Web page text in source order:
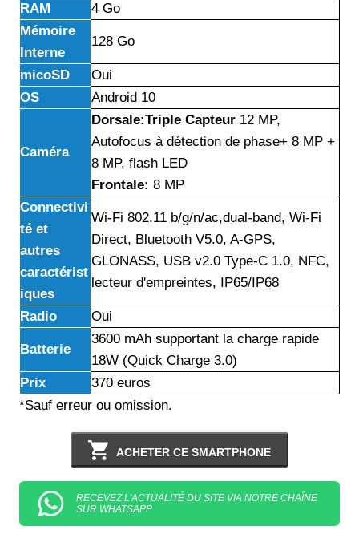
RAM
4 Go
Mémoire
Interne
128 Go
micoSD
Oui
OS
Android 10
Caméra
Dorsale:Triple Capteur 12 MP,
Autofocus à détection de phase+ 8 MP +
8 MP, flash LED
Frontale: 8 MP
Connectivi
té et
autres
caractérist
iques
Wi-Fi 802.11 b/g/n/ac,dual-band, Wi-Fi
Direct, Bluetooth V5.0, A-GPS,
GLONASS, USB v2.0 Type-C 1.0, NFC,
lecteur d'empreintes, IP65/IP68
Radio Oui
Batterie
3600 mAh supportant la charge rapide
18W (Quick Charge 3.0)
Prix
370 euros
*Sauf erreur ou omission.
ACHETER CE SMARTPHONE
RECEVEZ L'ACTUALITÉ DU SITE VIA NOTRE CHAÎNE
SUR WHATSAPP